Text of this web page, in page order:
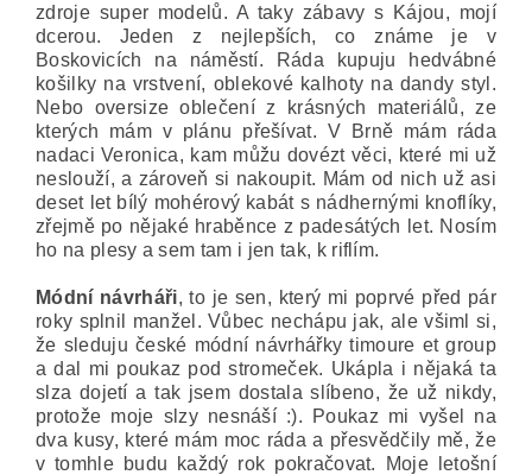
zdroje super modelů. A taky zábavy s Kájou, mojí
dcerou. Jeden z nejlepších, co známe je v
Boskovicích na náměstí. Ráda kupuju hedvábné
košilky na vrstvení, oblekové kalhoty na dandy styl.
Nebo oversize oblečení z krásných materiálů, ze
kterých mám v plánu přešívat. V Brně mám ráda
nadaci Veronica, kam můžu dovézt věci, které mi už
neslouží, a zároveň si nakoupit. Mám od nich už asi
deset let bílý mohérový kabát s nádhernými knoflíky,
zřejmě po nějaké hraběnce z padesátých let. Nosím
ho na plesy a sem tam i jen tak, k riflím.
Módní návrháři, to je sen, který mi poprvé před pár
roky splnil manžel. Vůbec nechápu jak, ale všiml si,
že sleduju české módní návrhářky timoure et group
a dal mi poukaz pod stromeček. Ukápla i nějaká ta
slza dojetí a tak jsem dostala slíbeno, že už nikdy,
protože moje slzy nesnáší :). Poukaz mi vyšel na
dva kusy, které mám moc ráda a přesvědčily mě, že
v tomhle budu každý rok pokračovat. Moje letošní